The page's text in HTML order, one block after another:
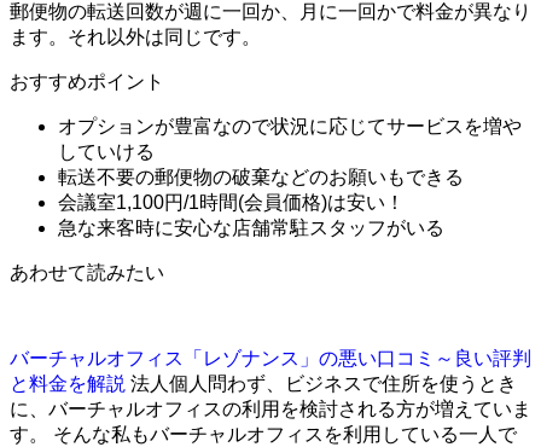
郵便物の転送回数が週に一回か、月に一回かで料金が異なり
ます。それ以外は同じです。
おすすめポイント
オプションが豊富なので状況に応じてサービスを増や
していける
転送不要の郵便物の破棄などのお願いもできる
会議室1,100円/1時間(会員価格)は安い！
急な来客時に安心な店舗常駐スタッフがいる
あわせて読みたい
バーチャルオフィス「レゾナンス」の悪い口コミ～良い評判
と料金を解説 法人個人問わず、ビジネスで住所を使うとき
に、バーチャルオフィスの利用を検討される方が増えていま
す。 そんな私もバーチャルオフィスを利用している一人で